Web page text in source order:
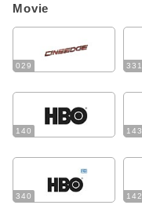
Movie
029 331
140 143
340 142